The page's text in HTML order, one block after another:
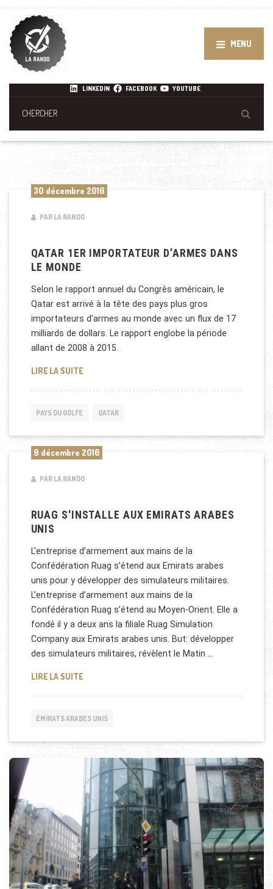
MENU
LINKEDIN FACEBOOK YOUTUBE
30 décembre 2016
PAR LA RANDO
QATAR 1ER IMPORTATEUR D’ARMES DANS
LE MONDE
Selon le rapport annuel du Congrès américain, le
Qatar est arrivé à la tête des pays plus gros
importateurs d’armes au monde avec un flux de 17
milliards de dollars. Le rapport englobe la période
allant de 2008 à 2015.
LIRE LA SUITEQATAR 1ER IMPORTATEUR D’ARMES DANS LE
PAYS DU GOLFE QATAR
9 décembre 2016
PAR LA RANDO
RUAG S'INSTALLE AUX EMIRATS ARABES
UNIS
L’entreprise d’armement aux mains de la
Confédération Ruag s’étend aux Emirats arabes
unis pour y développer des simulateurs militaires.
L’entreprise d’armement aux mains de la
Confédération Ruag s’étend au Moyen-Orient. Elle a
fondé il y a deux ans la filiale Ruag Simulation
Company aux Emirats arabes unis. But: développer
des simulateurs militaires, révèlent le Matin …
LIRE LA SUITERUAG S'INSTALLE AUX EMIRATS ARABES UNIS
ÉMIRATS ARABES UNIS